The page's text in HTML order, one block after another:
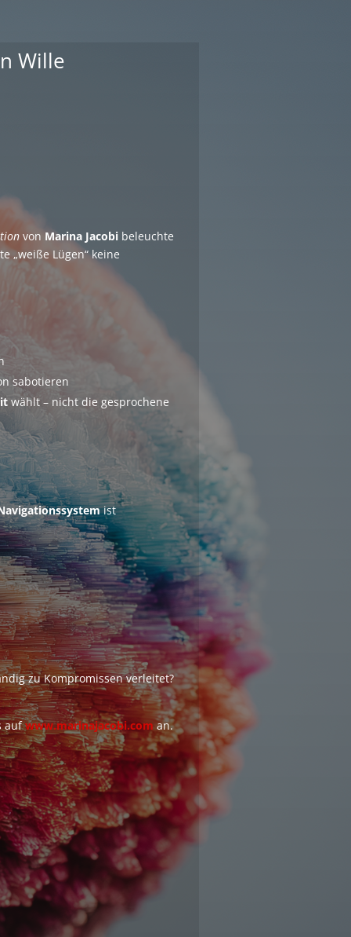
Wille
von Marina Jacobi beleuchte
„weiße Lügen“ keine
sabotieren
wählt – nicht die gesprochene
ist
zu Kompromissen verleitet?
aufwww.marinajacobi.coman.